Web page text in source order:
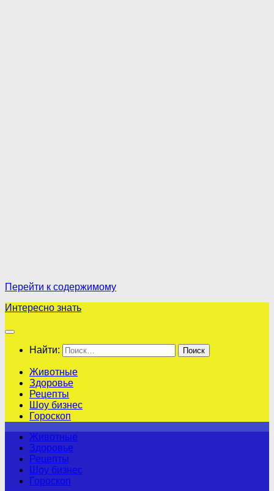
Перейти к содержимому
Интересно знать
Найти:
Животные
Здоровье
Рецепты
Шоу бизнес
Гороскоп
Животные
Здоровье
Рецепты
Шоу бизнес
Гороскоп